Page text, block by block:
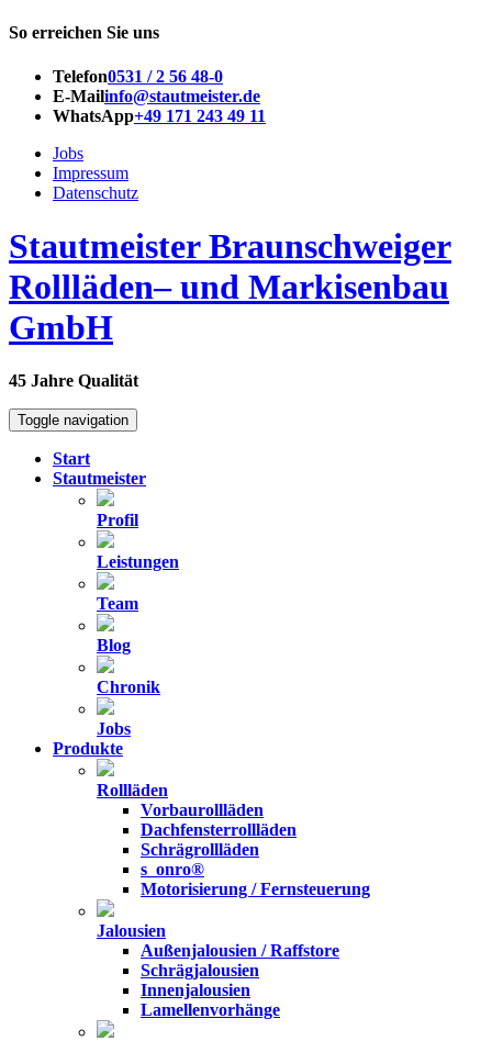
So erreichen Sie uns
Telefon0531 / 2 56 48-0
E-Mailinfo@stautmeister.de
WhatsApp+49 171 243 49 11
Jobs
Impressum
Datenschutz
Stautmeister Braunschweiger
Rollläden– und Markisenbau
GmbH
45 Jahre Qualität
Toggle navigation
Start
Stautmeister
Profil
Leistungen
Team
Blog
Chronik
Jobs
Produkte
Rollläden
Vorbaurollläden
Dachfensterrollläden
Schrägrollläden
s_onro®
Motorisierung / Fernsteuerung
Jalousien
Außenjalousien / Raffstore
Schrägjalousien
Innenjalousien
Lamellenvorhänge